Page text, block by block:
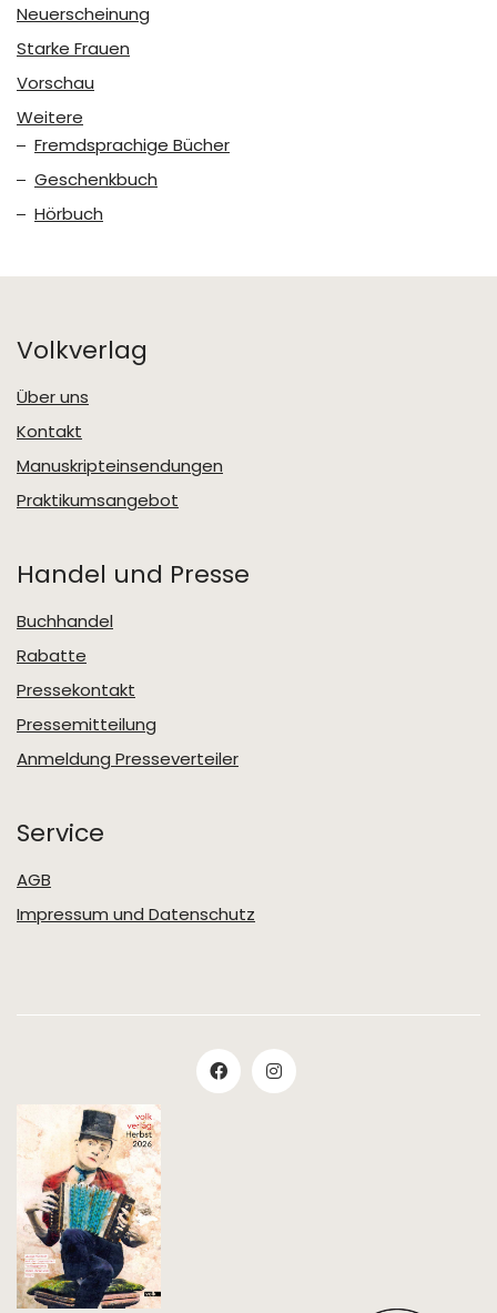
Neuerscheinung
Starke Frauen
Vorschau
Weitere
Fremdsprachige Bücher
Geschenkbuch
Hörbuch
Volkverlag
Über uns
Kontakt
Manuskripteinsendungen
Praktikumsangebot
Handel und Presse
Buchhandel
Rabatte
Pressekontakt
Pressemitteilung
Anmeldung Presseverteiler
Service
AGB
Impressum und Datenschutz